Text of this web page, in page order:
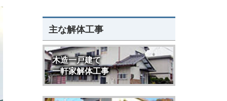
主な解体工事
木造一戸建て
一軒家解体工事